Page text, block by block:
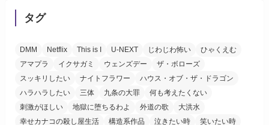
タグ
DMM Netflix This is I U-NEXT じわじわ怖い
ひゃくえむ
アマプラ
イクサガミ ウェンズデー
ザ・ボローズ
スッキリしたい
ナイトフラワー
ハウス・オブ・ザ・ドラゴン
ハラハラしたい
三体 九条の大罪
何も考えたくない
刺激がほしい
地獄に堕ちるわよ 外道の歌
大洪水
幸せカナコの殺し屋生活
構造系作品 泣きたい時
笑いたい時